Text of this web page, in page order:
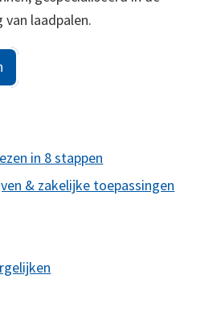
laadpalen.
in 8 stappen
& zakelijke toepassingen